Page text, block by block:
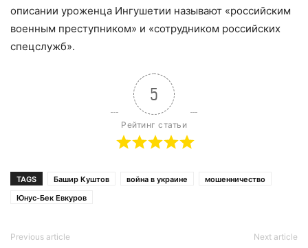
описании уроженца Ингушетии называют «российским
военным преступником» и «сотрудником российских
спецслужб».
5
Рейтинг статьи
TAGS Башир Куштов война в украине
мошенничество
Юнус-Бек Евкуров
Previous article Next article